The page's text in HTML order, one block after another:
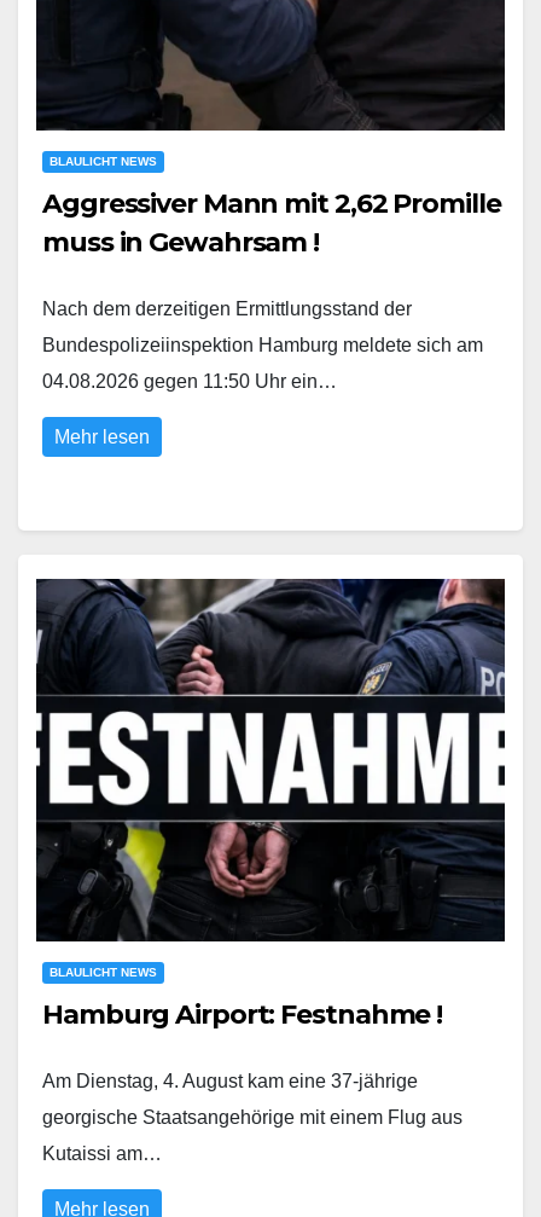
BLAULICHT NEWS
Aggressiver Mann mit 2,62 Promille
muss in Gewahrsam !
Nach dem derzeitigen Ermittlungsstand der
Bundespolizeiinspektion Hamburg meldete sich am
04.08.2026 gegen 11:50 Uhr ein…
Mehr lesen
BLAULICHT NEWS
Hamburg Airport: Festnahme !
Am Dienstag, 4. August kam eine 37-jährige
georgische Staatsangehörige mit einem Flug aus
Kutaissi am…
Mehr lesen